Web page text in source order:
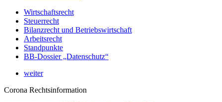
Wirtschaftsrecht
Steuerrecht
Bilanzrecht und Betriebswirtschaft
Arbeitsrecht
Standpunkte
BB-Dossier „Datenschutz“
weiter
Corona Rechtsinformation